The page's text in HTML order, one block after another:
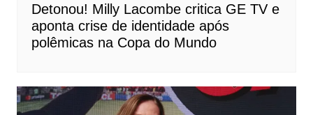
Detonou! Milly Lacombe critica GE TV e
aponta crise de identidade após
polêmicas na Copa do Mundo